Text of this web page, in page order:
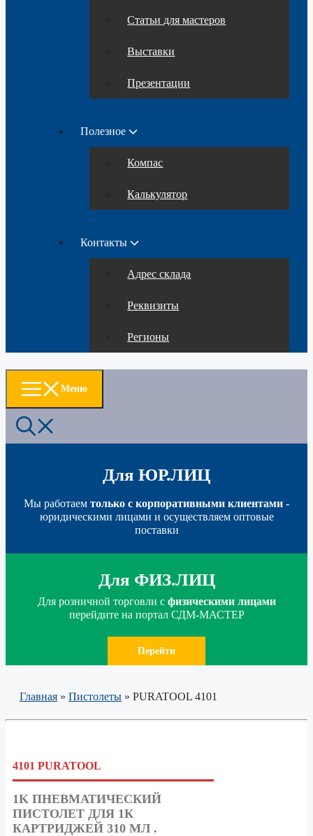
Статьи для мастеров
Выставки
Презентации
Полезное
Компас
Калькулятор
Контакты
Адрес склада
Реквизиты
Регионы
Меню
Для ЮР.ЛИЦ
Мы работаем только с корпоративными клиентами -
юридическими лицами и осуществляем оптовые
поставки
Для ФИЗ.ЛИЦ
Для розничной торговли с физическими лицами
перейдите на портал СДМ-МАСТЕР
Перейти
Главная » Пистолеты » PURATOOL 4101
4101 PURATOOL
1K ПНЕВМАТИЧЕСКИЙ
ПИСТОЛЕТ ДЛЯ 1К
КАРТРИДЖЕЙ 310 МЛ .